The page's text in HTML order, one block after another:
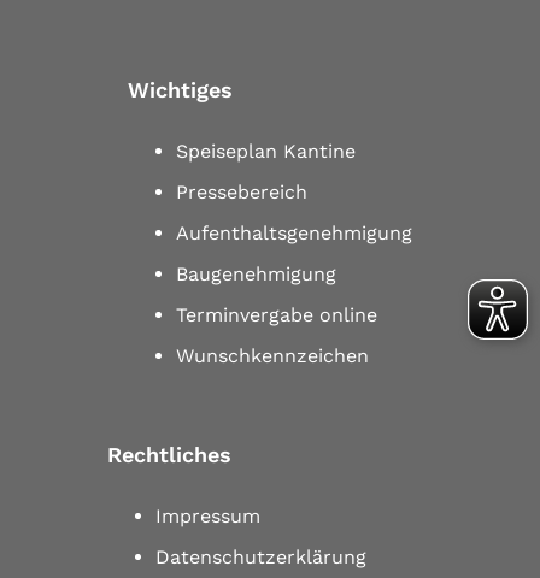
Wichtiges
Speiseplan Kantine
Pressebereich
Aufenthaltsgenehmigung
Baugenehmigung
Terminvergabe online
Wunschkennzeichen
Rechtliches
Impressum
Datenschutzerklärung